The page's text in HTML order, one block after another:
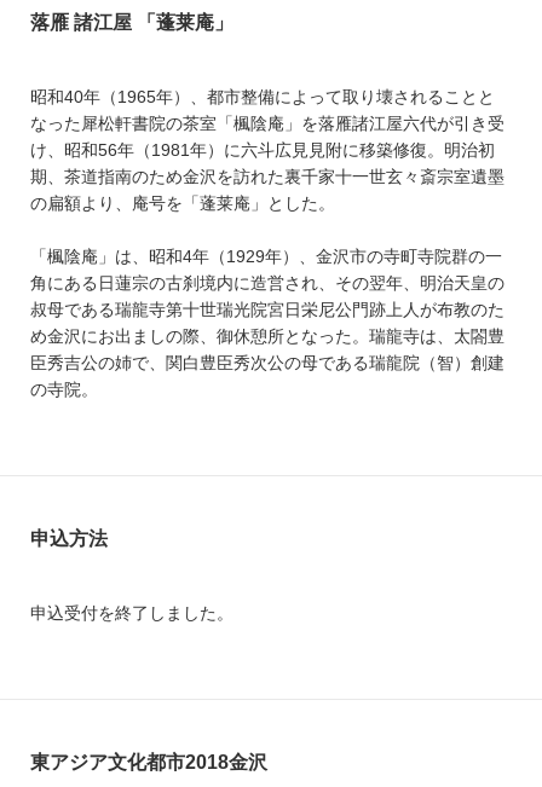
落雁 諸江屋 「蓬莱庵」
昭和40年（1965年）、都市整備によって取り壊されることと
なった犀松軒書院の茶室「楓陰庵」を落雁諸江屋六代が引き受
け、昭和56年（1981年）に六斗広見見附に移築修復。明治初
期、茶道指南のため金沢を訪れた裏千家十一世玄々斎宗室遺墨
の扁額より、庵号を「蓬莱庵」とした。
「楓陰庵」は、昭和4年（1929年）、金沢市の寺町寺院群の一
角にある日蓮宗の古刹境内に造営され、その翌年、明治天皇の
叔母である瑞龍寺第十世瑞光院宮日栄尼公門跡上人が布教のた
め金沢にお出ましの際、御休憩所となった。瑞龍寺は、太閤豊
臣秀吉公の姉で、関白豊臣秀次公の母である瑞龍院（智）創建
の寺院。
申込方法
申込受付を終了しました。
東アジア文化都市2018金沢